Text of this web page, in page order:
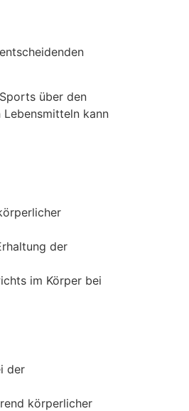
über den
kann
der
im Körper bei
der
körperlicher